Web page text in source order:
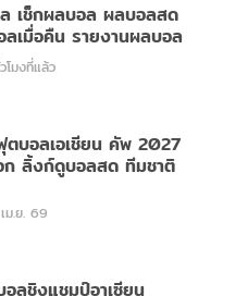
เช็กผลบอล ผลบอลสด
เมื่อคืน รายงานผลบอล
โมงที่แล้ว
ตบอลเอเชียน คัพ 2027
ก ลิ้งก์ดูบอลสด ทีมชาติ
ม.ย. 69
ลชิงแชมป์อาเซียน